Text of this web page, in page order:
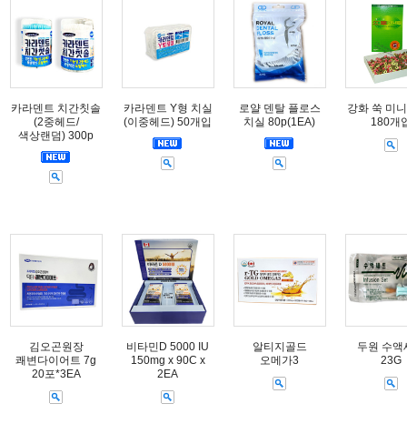
카라덴트 치간칫솔
(2중헤드/
색상랜덤) 300p
카라덴트 Y형 치실
(이중헤드) 50개입
로얄 덴탈 플로스
치실 80p(1EA)
강화 쑥 미
180개
김오곤원장
쾌변다이어트 7g
20포*3EA
비타민D 5000 IU
150mg x 90C x
2EA
알티지골드
오메가3
두원 수액
23G